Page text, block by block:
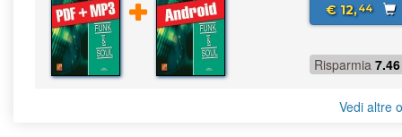
€ 12,44
Risparmia 7.46
Vedi altre